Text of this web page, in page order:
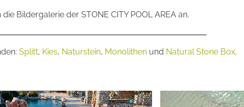
die Bildergalerie der STONE CITY POOL AREA an.
Splitt, Kies, Naturstein, Monolithen und Natural Stone Box.